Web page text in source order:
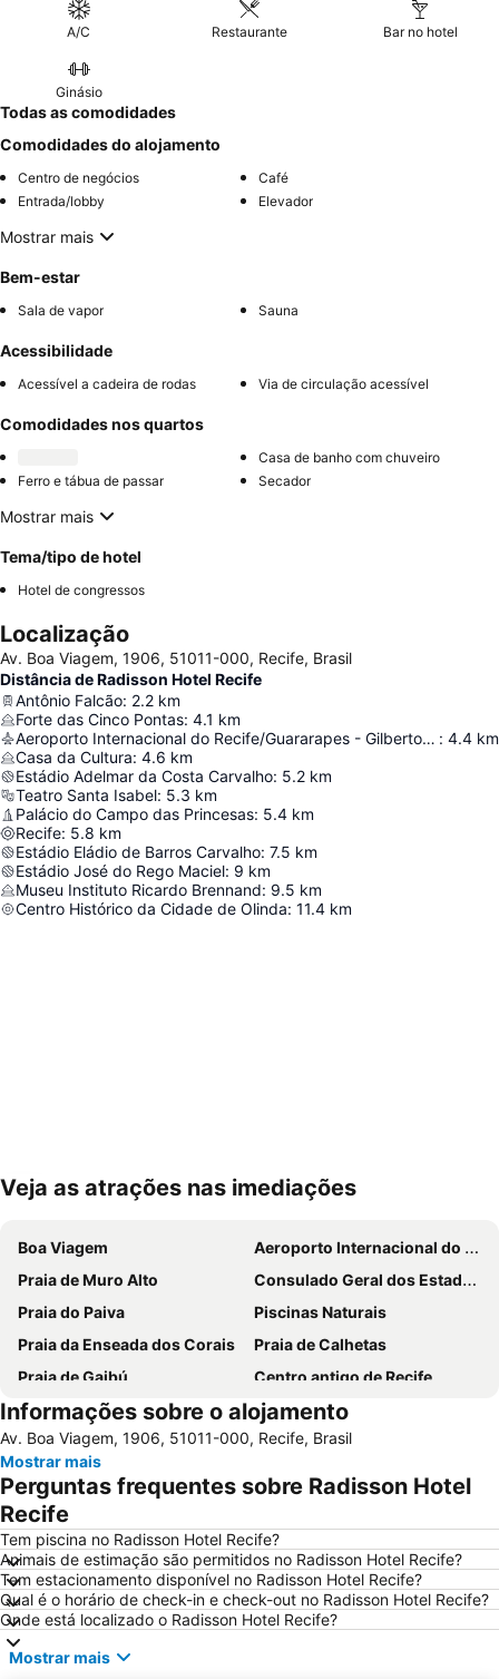
A/C Restaurante Bar no hotel
Ginásio
Todas as comodidades
Comodidades do alojamento
Centro de negócios
Café
Entrada/lobby
Elevador
Mostrar mais
Bem-estar
Sala de vapor Sauna
Acessibilidade
Acessível a cadeira de rodas Via de circulação acessível
Comodidades nos quartos
Casa de banho com chuveiro
Ferro e tábua de passar
Secador
Mostrar mais
Tema/tipo de hotel
Hotel de congressos
Localização
Av. Boa Viagem, 1906, 51011-000, Recife, Brasil
Distância de Radisson Hotel Recife
Antônio Falcão: 2.2 km
Forte das Cinco Pontas: 4.1 km
Aeroporto Internacional do Recife/Guararapes - Gilberto Freyre : 4.4 km
Casa da Cultura: 4.6 km
Estádio Adelmar da Costa Carvalho: 5.2 km
Teatro Santa Isabel: 5.3 km
Palácio do Campo das Princesas: 5.4 km
Recife: 5.8 km
Estádio Eládio de Barros Carvalho: 7.5 km
Estádio José do Rego Maciel: 9 km
Museu Instituto Ricardo Brennand: 9.5 km
Centro Histórico da Cidade de Olinda: 11.4 km
Ampliar mapa
Veja as atrações nas imediações
Boa Viagem
Aeroporto Internacional do Recife - Guararapes
Praia de Muro Alto
Consulado Geral dos Estados Unidos
Praia do Paiva
Piscinas Naturais
Praia da Enseada dos Corais
Praia de Calhetas
Praia de Gaibú
Centro antigo de Recife
Shopping Recife
Arena Pernambuco
Imbiribeira
Ipojuca Anniversary
Igreja Matriz de Casa Forte
Praia do Forte
Mercado São José
Praça Marco Zero
Porto do Recife
Igreja do Bom Jesus do Araial ou da Harmonia
Forte Orange
Paróquia de Nossa Senhora do Rosário ou Igreja de Pina
Galo da Madrugada
XI Congresso Internacional de Tecnologia na Educação
Igreja Matriz do Espinheiro
65° Reunião Anual da Sociedade Brasileira para o Progresso da Ciência
Informações sobre o alojamento
Av. Boa Viagem, 1906, 51011-000, Recife, Brasil
Mostrar mais
Perguntas frequentes sobre Radisson Hotel
Recife
Tem piscina no Radisson Hotel Recife?
Animais de estimação são permitidos no Radisson Hotel Recife?
Tem estacionamento disponível no Radisson Hotel Recife?
Qual é o horário de check-in e check-out no Radisson Hotel Recife?
Onde está localizado o Radisson Hotel Recife?
Mostrar mais